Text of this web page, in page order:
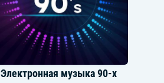
Charli Xcx
Электронная музыка 90-х